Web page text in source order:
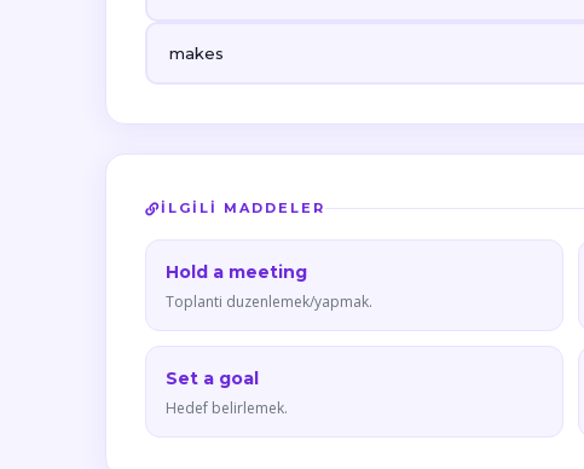
makes
İLGILI MADDELER
Hold a meeting
Toplanti duzenlemek/yapmak.
Set a goal
Hedef belirlemek.